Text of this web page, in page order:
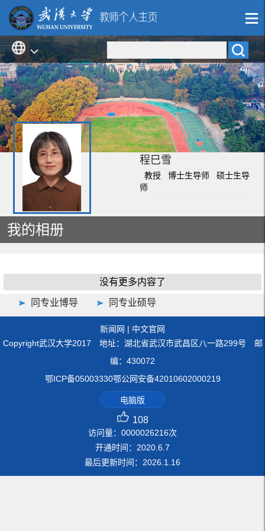
程巳雪
教授 博士生导师 硕士生导
师
我的相册
没有更多内容了
同专业博导 同专业硕导
新闻网 | 中文官网
Copyright武汉大学2017 地址：湖北省武汉市武昌区八一路299号 邮
编：430072
鄂ICP备05003330鄂公网安备42010602000219
电脑版
108
访问量： 0000026216次
开通时间： 2020.6.7
最后更新时间： 2026.1.16